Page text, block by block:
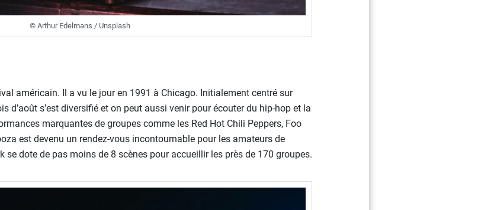
© Arthur Edelmans / Unsplash
américain. Il a vu le jour en 1991 à Chicago. Initialement centré sur
d’août s’est diversifié et on peut aussi venir pour écouter du hip-hop et la
marquantes de groupes comme les Red Hot Chili Peppers, Foo
est devenu un rendez-vous incontournable pour les amateurs de
se dote de pas moins de 8 scènes pour accueillir les près de 170 groupes.